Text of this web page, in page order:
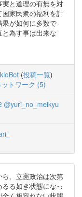
と道理の有無を対
家民衆の福利を計
が如何に多数で
為す事は出来な
(投稿一覧)
トワーク (5)
@yuri_no_meikyu
、立憲政治は次第
る如き状態になっ